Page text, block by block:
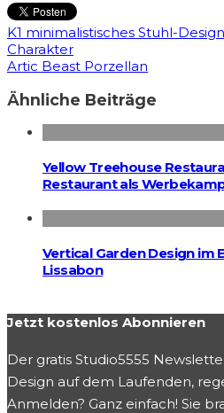
K1 minimalistisches Stuhl-
Charakter
Artic Beast Porzellan
Ähnliche Beiträge
Yellow Treehouse
Restaurant als
Vertical Garden Design im
Lissabon
Jetzt kostenlos Abonnieren
Der gratis Studio5555
Design auf dem Laufenden,
Anmelden? Ganz einfach! Sie